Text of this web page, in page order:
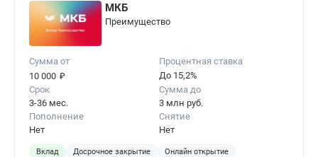
МКБ
Преимущество
Сумма от
10 000 ₽
Процентная ставка
До 15,2%
Срок
3-36 мес.
Сумма до
3 млн руб.
Пополнение
Нет
Снятие
Нет
Вклад Досрочное закрытие Онлайн открытие